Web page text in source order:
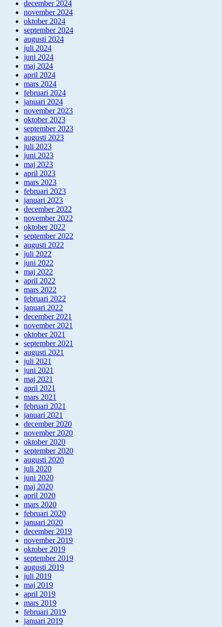
december 2024
november 2024
oktober 2024
september 2024
augusti 2024
juli 2024
juni 2024
maj 2024
april 2024
mars 2024
februari 2024
januari 2024
november 2023
oktober 2023
september 2023
augusti 2023
juli 2023
juni 2023
maj 2023
april 2023
mars 2023
februari 2023
januari 2023
december 2022
november 2022
oktober 2022
september 2022
augusti 2022
juli 2022
juni 2022
maj 2022
april 2022
mars 2022
februari 2022
januari 2022
december 2021
november 2021
oktober 2021
september 2021
augusti 2021
juli 2021
juni 2021
maj 2021
april 2021
mars 2021
februari 2021
januari 2021
december 2020
november 2020
oktober 2020
september 2020
augusti 2020
juli 2020
juni 2020
maj 2020
april 2020
mars 2020
februari 2020
januari 2020
december 2019
november 2019
oktober 2019
september 2019
augusti 2019
juli 2019
maj 2019
april 2019
mars 2019
februari 2019
januari 2019